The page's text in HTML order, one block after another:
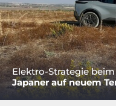
Elektro-Strategie
Japaner auf neuem